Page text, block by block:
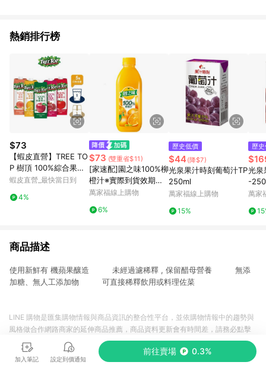
熱銷排行榜
$73
【蝦皮直營】TREE TO
P 樹頂 100%綜合果汁
系列 1L 石榴莓/柳橙/
汁
蝦皮直營_最快當日到
4%
$73 (雙重省$11)
[家速配]園之味100%柳
橙汁※實際到貨效期約4
天以上
萬家福線上購物
6%
歷史低價
$44(降$7)
光泉果汁時刻葡萄汁TP
250ml
萬家福線上購物
15%
歷
光泉
-
萬家
商品描述
使用新鮮有 機蘋果釀造 未經過濾稀釋 , 保留醋母營養 無添
加糖、無人工添加物 可直接稀釋飲用或料理佐菜
加入筆記 設定到價通知
前往賣場 0.3%
LINE 購物是匯集購物情報與商品資訊的整合性平台，並依購物情報中的趨勢與
風格做合作網路商家的延伸商品推薦，商品資料更新會有時間差，請務必點擊
商品至各合作網路商家，確認現售價與購物條件，一切資訊以合作廠商網頁為
準。